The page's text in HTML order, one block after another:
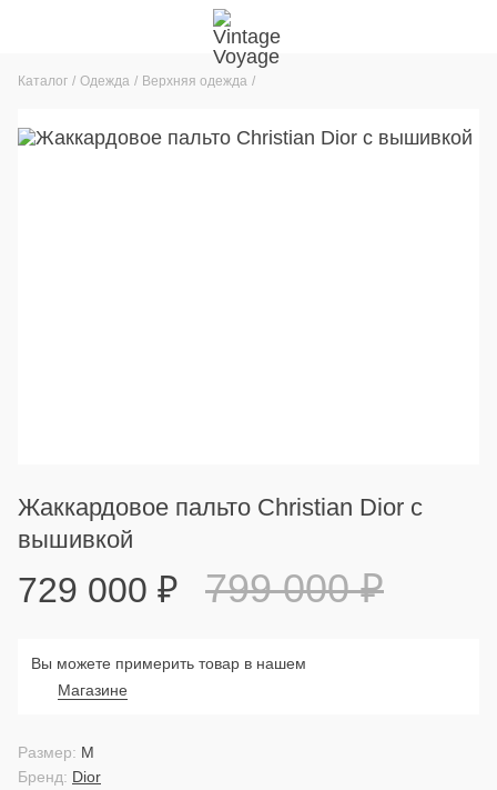
Каталог Одежда Верхняя одежда
Жаккардовое пальто Christian Dior с
вышивкой
729 000 ₽ 799 000₽
Вы можете примерить товар в нашем
Магазине
Бренд: Dior
Размер: M